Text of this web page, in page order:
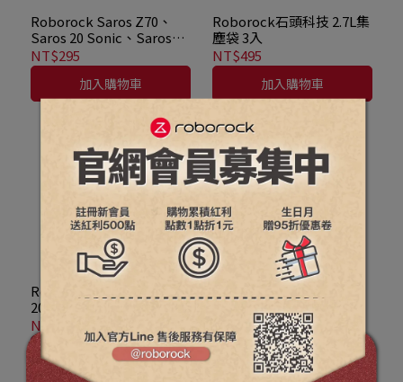
Roborock Saros Z70、
Saros 20 Sonic、Saros
20、G30、G20S Ultra、
Qrevo Edge 2 Pro、
Qrevo CurvX、Qrevo
Curv、Qrevo Edge 2、
Qrevo EdgeT、Qrevo L
Pro、Qrevo EdgeC、
Qrevo C Pro、Qrevo C、
Qrevo L、Q8、Q8 Max
Pro 專用零纏繞兩爪邊刷共
NT$295
加入購物車
Roborock石頭科技 2.7L集
塵袋 3入
NT$495
加入購物車
Roborock石頭科技Saros
20 Sonic、Saros 20、
G20S Ultra、Qrevo Edge
2 Pro、Qrevo CurvX、
Qrevo EdgeT、Qrevo
Edge 2 專用可水洗濾網
NT$695
加入購物車